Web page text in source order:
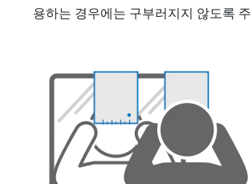
용하는 경우에는 구부러지지 않도록